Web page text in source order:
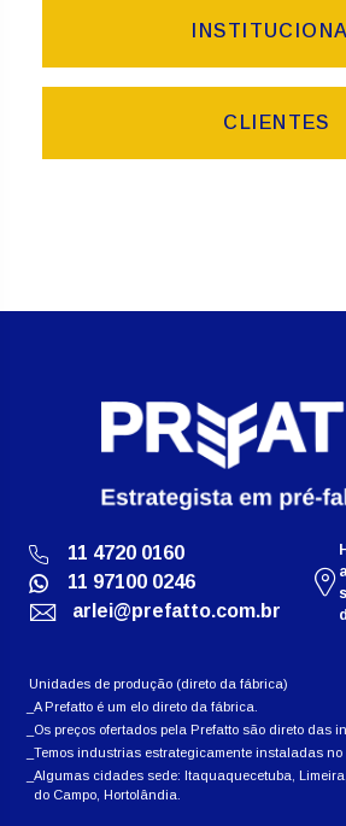
CLIENTES
11 4720 0160
11 97100 0246
arlei@prefatto.com.br
Unidades de produção (direto da fábrica)
A Prefatto é um elo direto da fábrica.
Os preços ofertados pela Prefatto são direto das
Temos industrias estrategicamente instaladas no
Algumas cidades sede: Itaquaquecetuba,
do Campo, Hortolândia.